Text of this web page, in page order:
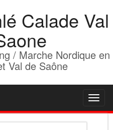
Calade Val
/ Marche Nordique en
Val de Saône